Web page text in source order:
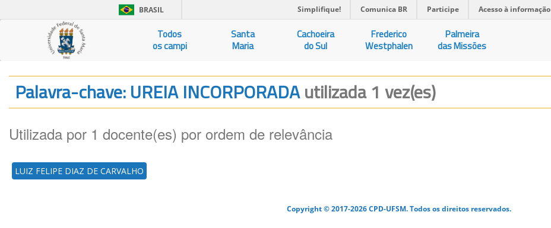
BRASIL Simplifique! Comunica BR Participe Acesso à informação
Todos
os campi
Santa
Maria
Cachoeira
do Sul
Frederico
Westphalen
Palmeira
das Missões
Palavra-chave: UREIA INCORPORADAutilizada 1 vez(es)
Utilizada por 1 docente(es) por ordem de relevância
LUIZ FELIPE DIAZ DE CARVALHO
Copyright © 2017-2026 CPD-UFSM. Todos os direitos reservados.